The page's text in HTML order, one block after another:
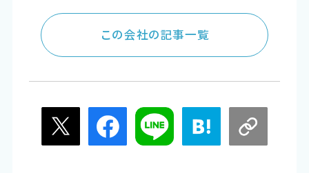
この会社の記事一覧